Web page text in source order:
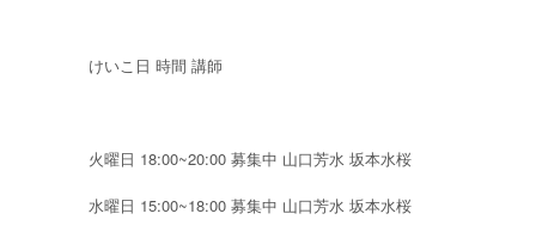
けいこ日 時間 講師
火曜日 18:00~20:00 募集中 山口芳水 坂本水桜
水曜日 15:00~18:00 募集中 山口芳水 坂本水桜